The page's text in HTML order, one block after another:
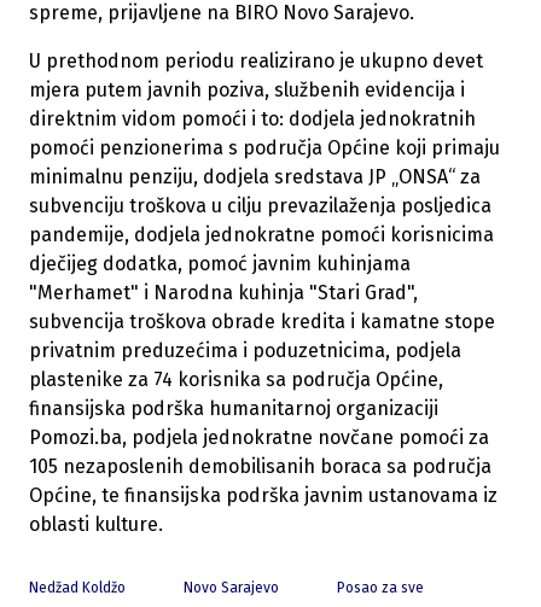
spreme, prijavljene na BIRO Novo Sarajevo.
U prethodnom periodu realizirano je ukupno devet
mjera putem javnih poziva, službenih evidencija i
direktnim vidom pomoći i to: dodjela jednokratnih
pomoći penzionerima s područja Općine koji primaju
minimalnu penziju, dodjela sredstava JP „ONSA“ za
subvenciju troškova u cilju prevazilaženja posljedica
pandemije, dodjela jednokratne pomoći korisnicima
dječijeg dodatka, pomoć javnim kuhinjama
"Merhamet" i Narodna kuhinja "Stari Grad",
subvencija troškova obrade kredita i kamatne stope
privatnim preduzećima i poduzetnicima, podjela
plastenike za 74 korisnika sa područja Općine,
finansijska podrška humanitarnoj organizaciji
Pomozi.ba, podjela jednokratne novčane pomoći za
105 nezaposlenih demobilisanih boraca sa područja
Općine, te finansijska podrška javnim ustanovama iz
oblasti kulture.
Nedžad Koldžo Novo Sarajevo Posao za sve